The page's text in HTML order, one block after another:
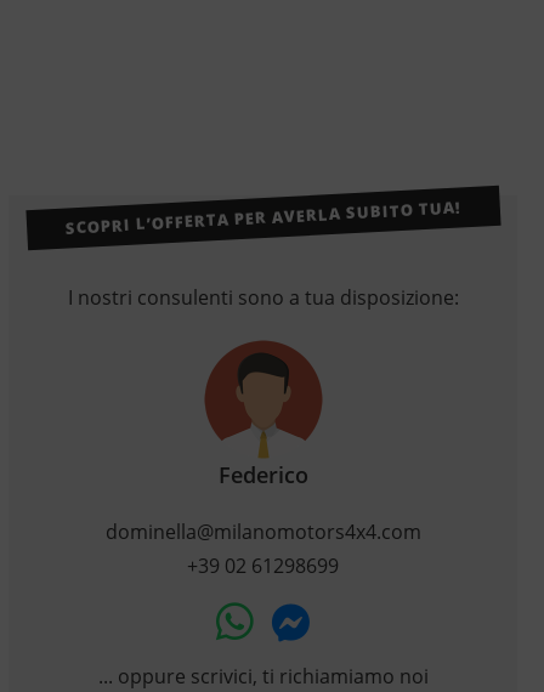
SCOPRI L’OFFERTA PER AVERLA SUBITO TUA!
I nostri consulenti sono a tua disposizione:
Federico
dominella@milanomotors4x4.com
+39 02 61298699
... oppure scrivici, ti richiamiamo noi